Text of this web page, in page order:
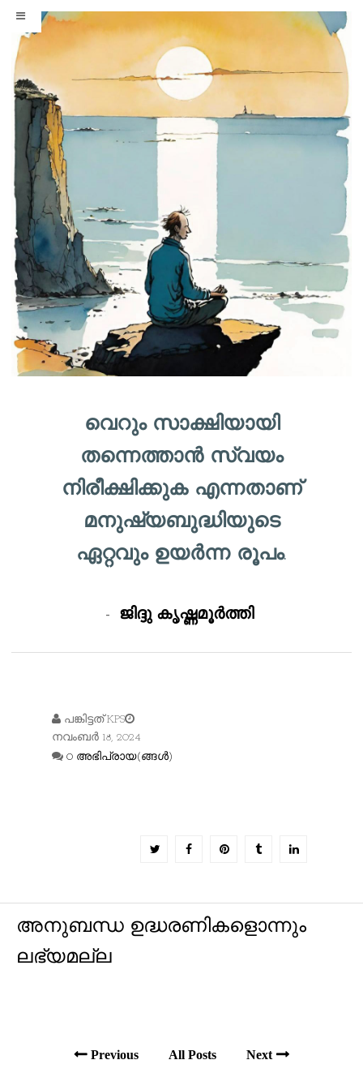
വെറും സാക്ഷിയായി
തന്നെത്താൻ സ്വയം
നിരീക്ഷിക്കുക എന്നതാണ്
മനുഷ്യബുദ്ധിയുടെ
ഏറ്റവും ഉയർന്ന രൂപം.
- ജിദ്ദു കൃഷ്ണമൂർത്തി
പങ്കിട്ടത്KPS
നവംബർ 18, 2024
0 അഭിപ്രായ(ങ്ങള്‍)
അനുബന്ധ ഉദ്ധരണികളൊന്നും
ലഭ്യമല്ല
Previous All Posts Next